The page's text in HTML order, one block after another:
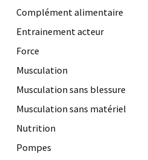
Complément alimentaire
Entrainement acteur
Force
Musculation
Musculation sans blessure
Musculation sans matériel
Nutrition
Pompes